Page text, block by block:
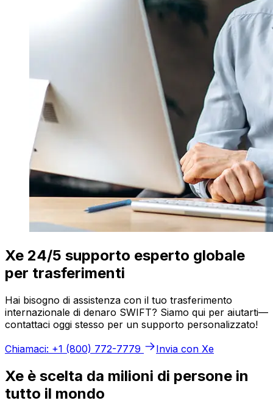
Xe 24/5 supporto esperto globale
per trasferimenti
Hai bisogno di assistenza con il tuo trasferimento
internazionale di denaro SWIFT? Siamo qui per aiutarti—
contattaci oggi stesso per un supporto personalizzato!
Chiamaci: +1 (800) 772-7779
Invia con Xe
Xe è scelta da milioni di persone in
tutto il mondo